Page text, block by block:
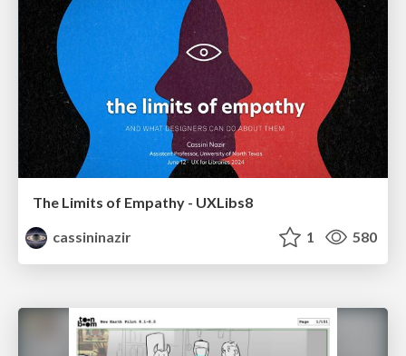
The Limits of Empathy - UXLibs8
cassininazir
1 580